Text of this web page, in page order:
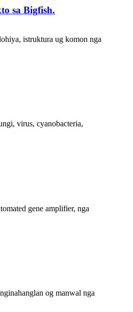
sa Bigfish.
istruktura ug komon nga
virus, cyanobacteria,
gene amplifier, nga
og manwal nga